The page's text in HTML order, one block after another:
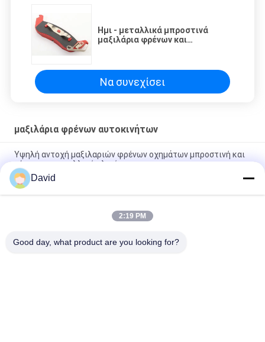
Ημι - μεταλλικά μπροστινά
μαξιλάρια φρένων και
Να συνεχίσει
μαξιλάρια φρένων αυτοκινήτων
Υψηλή αντοχή μαξιλαριών φρένων οχημάτων μπροστινή και
πίσω ημι - μεταλλικό υλικό
Το προσαρμοσμένο πρότυπο φρενάρει μπροστινό και πίσω
μέρος τα μαξιλάρια καμία αντίσταση σκόνης θορύβου
Αυτοκίνητα μαξιλάρια φρένων δίσκων αγώνα μπροστινά,
David
2:19 PM
Good day, what product are you looking for?